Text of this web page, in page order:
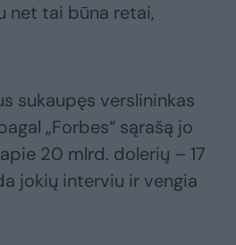
net tai būna retai,
sukaupęs verslininkas
„Forbes“ sąrašą jo
20 mlrd. dolerių – 17
jokių interviu ir vengia